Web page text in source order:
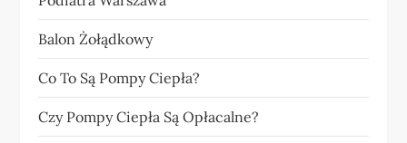
Balon Żołądkowy
Co To Są Pompy Ciepła?
Czy Pompy Ciepła Są Opłacalne?